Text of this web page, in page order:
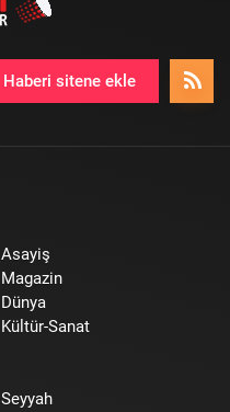
Haberi sitene ekle
Asayiş
Magazin
Dünya
Kültür-Sanat
Seyyah